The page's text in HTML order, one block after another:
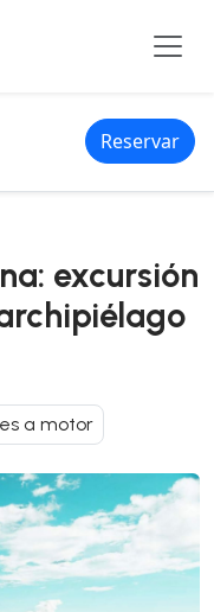
Reservar
por el archipiélago
excursión
a motor